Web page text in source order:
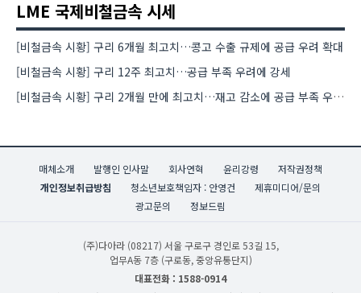
LME 국제비철금속 시세
[비철금속 시황] 구리 6개월 최고치…콩고 수출 규제에 공급 우려 확대
[비철금속 시황] 구리 12주 최고치…공급 부족 우려에 강세
[비철금속 시황] 구리 2개월 만에 최고치…재고 감소에 공급 부족 우려 확대
매체소개 발행인 인사말 회사연혁 윤리강령
저작권정책
개인정보취급방침
청소년보호책임자 : 안영건
제휴미디어/문의
광고문의
정보드림
(주)다아라 (08217) 서울 구로구 경인로 53길 15,
업무A동 7층 (구로동, 중앙유통단지)
대표전화 : 1588-0914